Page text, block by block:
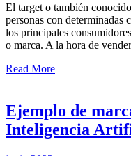
El target o también
personas con determinadas
los principales
o marca. A la hora de
Read More
Ejemplo de
Inteligencia